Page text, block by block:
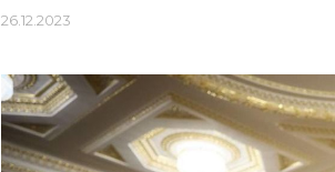
26.12.2023